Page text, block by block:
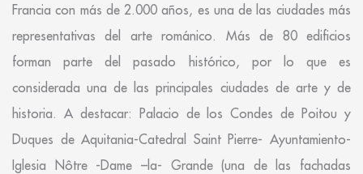
Francia con más de 2.000 años, es una de las ciudades más
representativas del arte románico. Más de 80 edificios
forman parte del pasado histórico, por lo que es
considerada una de las principales ciudades de arte y de
historia. A destacar: Palacio de los Condes de Poitou y
Duques de Aquitania-Catedral Saint Pierre- Ayuntamiento-
Iglesia Nôtre -Dame –la- Grande (una de las fachadas